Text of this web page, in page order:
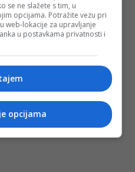
se ne slažete s tim, u
opcijama. Potražite vezu pri
web-lokacije za upravljanje
u postavkama privatnosti i
opcijama